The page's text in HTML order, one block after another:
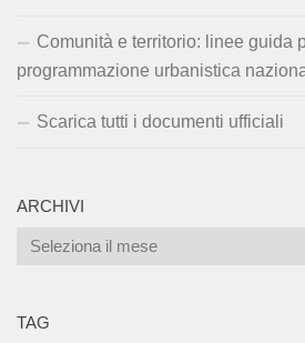
Comunità e territorio: linee guida
programmazione urbanistica
Scarica tutti i documenti ufficiali
ARCHIVI
Archivi
TAG